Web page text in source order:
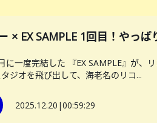
× EX SAMPLE 1回目！やっ
に一度完結した 『EX SAMPLE』が、
ジオを飛び出して、海老名のリコ...
2025.12.20 |00:59:29